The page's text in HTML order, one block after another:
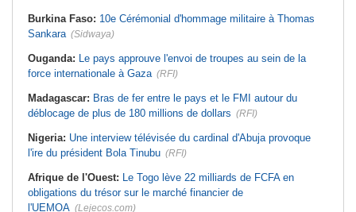
- Les retards du calendrier
alimentent les soupçons d'un report
Tunisie: Basket - Eliminatoires
Burkina Faso: 10e Cérémonial d'hommage militaire à Thomas
Sankara (Sidwaya)
Ouganda: Le pays approuve l'envoi de troupes au sein de la
force internationale à Gaza (RFI)
Madagascar: Bras de fer entre le pays et le FMI autour du
déblocage de plus de 180 millions de dollars (RFI)
Nigeria: Une interview télévisée du cardinal d'Abuja provoque
l'ire du président Bola Tinubu (RFI)
Afrique de l'Ouest: Le Togo lève 22 milliards de FCFA en
obligations du trésor sur le marché financier de
l'UEMOA (Lejecos.com)